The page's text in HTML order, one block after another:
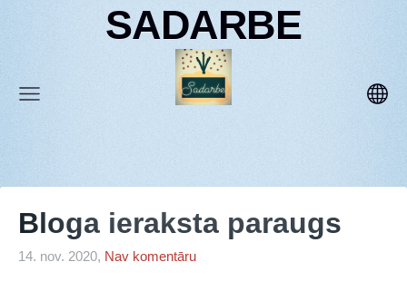
SADARBE
Bloga ieraksta paraugs
14. nov. 2020, Nav komentāru